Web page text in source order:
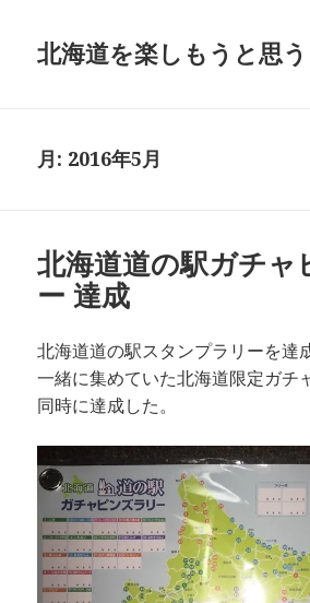
北海道を楽しもうと思う
月: 2016年5月
北海道道の駅ガチャ
ー 達成
北海道道の駅スタンプラリーを達
一緒に集めていた北海道限定ガチ
同時に達成した。